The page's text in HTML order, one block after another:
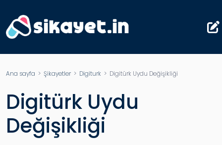
Ana sayfa > Şikayetler> Digiturk > Digitürk Uydu Değişikliği
Digitürk Uydu
Değişikliği